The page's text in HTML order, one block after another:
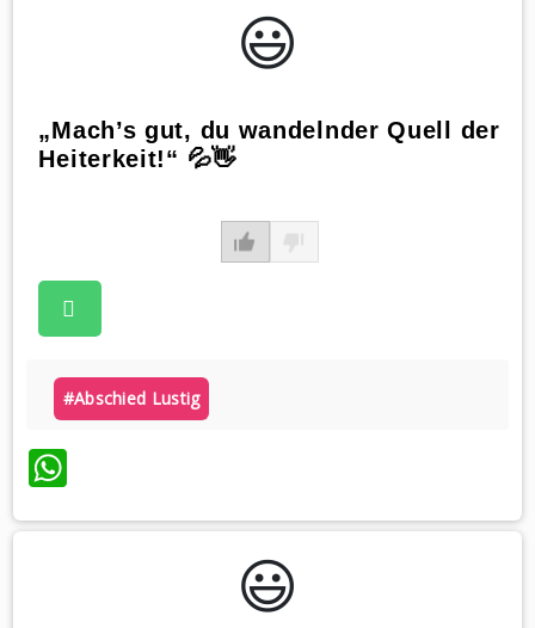
😃️
„Mach’s gut, du wandelnder Quell der
Heiterkeit!“ 💦👋
#abschied Lustig
WhatsApp
😃️